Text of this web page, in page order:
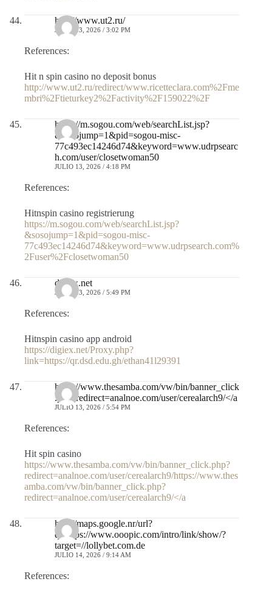
http://www.ut2.ru/
JULIO 13, 2026 / 3:02 PM
References:
Hit n spin casino no deposit bonus
http://www.ut2.ru/redirect/www.ricetteclara.com%2Fme
mbri%2Ftieturkey2%2Factivity%2F159022%2F
https://m.sogou.com/web/searchList.jsp?
&sosojump=1&pid=sogou-misc-
77c493ec14246d74&keyword=www.udrpsearc
h.com/user/closetwoman50
JULIO 13, 2026 / 4:18 PM
References:
Hitnspin casino registrierung
https://m.sogou.com/web/searchList.jsp?
&sosojump=1&pid=sogou-misc-
77c493ec14246d74&keyword=www.udrpsearch.com%
2Fuser%2Fclosetwoman50
digiex.net
JULIO 13, 2026 / 5:49 PM
References:
Hitnspin casino app android
https://digiex.net/Proxy.php?
link=https://qr.dsd.edu.gh/ethan41l29391
https://www.thesamba.com/vw/bin/banner_click
.php?redirect=analnoe.com/user/cerealarch9/</a
JULIO 13, 2026 / 5:54 PM
References:
Hit spin casino
https://www.thesamba.com/vw/bin/banner_click.php?
redirect=analnoe.com/user/cerealarch9/https://www.thes
amba.com/vw/bin/banner_click.php?
redirect=analnoe.com/user/cerealarch9/</a
http://maps.google.nr/url?
q=https://www.ooopic.com/intro/link/show/?
target=//lollybet.com.de
JULIO 14, 2026 / 9:14 AM
References: